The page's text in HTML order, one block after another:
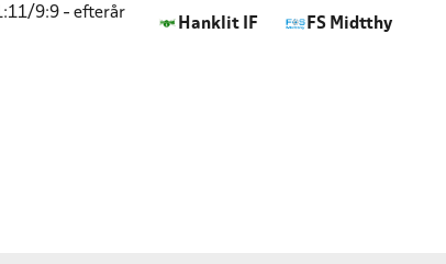
9:9 - efterår
Hanklit IF FS Midtthy